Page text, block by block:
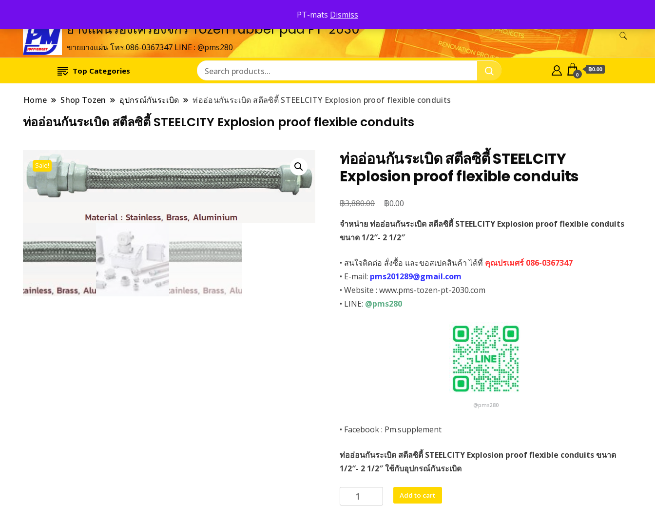
PT-mats Dismiss
ยางแผ่นรองเครื่องจักร Tozen rubber pad PT-2030
ขายยางแผ่น โทร.086-0367347 LINE : @pms280
Top Categories 0
฿0.00
Home Shop Tozen อุปกรณ์กันระเบิด ท่ออ่อนกันระเบิด สตีลซิตี้ STEELCITY Explosion proof flexible conduits
ท่ออ่อนกันระเบิด สตีลซิตี้ STEELCITY Explosion proof flexible conduits
Sale!
ท่ออ่อนกันระเบิด สตีลซิตี้ STEELCITY
Explosion proof flexible conduits
฿3,880.00
Original
was:
฿3,880.00.
฿0.00
is:
จำหน่าย ท่ออ่อนกันระเบิด สตีลซิตี้ STEELCITY Explosion proof flexible conduits
ขนาด 1/2″- 2 1/2″
• สนใจติดต่อ สั่งซื้อ และขอสเปคสินค้า ได้ที่ คุณปรเมศร์ 086-0367347
• E-mail: pms201289@gmail.com
• Website : www.pms-tozen-pt-2030.com
• LINE: @pms280
@pms280
• Facebook : Pm.supplement
ท่ออ่อนกันระเบิด สตีลซิตี้ STEELCITY Explosion proof flexible conduits ขนาด
1/2″- 2 1/2″ ใช้กับอุปกรณ์กันระเบิด
อ่อน
Add to cart